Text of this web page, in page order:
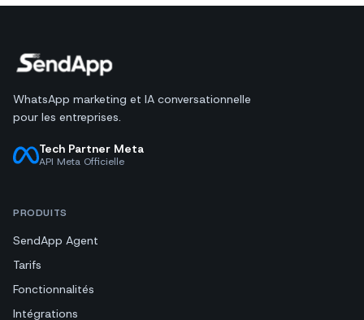
WhatsApp marketing et IA conversationnelle
pour les entreprises.
Tech Partner Meta
API Meta Officielle
PRODUITS
SendApp Agent
Tarifs
Fonctionnalités
Intégrations